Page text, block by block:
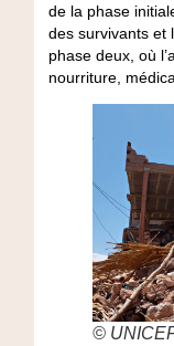
de la phase
des survivants et
phase deux, où
nourriture,
©